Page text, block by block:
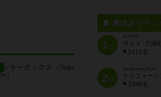
興味ありラン
1位
SCYTHE
サイズ -大鎌
2415名
2位
Terraforming Mars
テラフォー
2396名